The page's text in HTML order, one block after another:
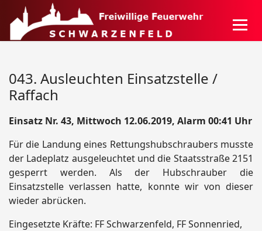
043. Ausleuchten Einsatzstelle /
Raffach
Einsatz Nr. 43, Mittwoch 12.06.2019, Alarm 00:41 Uhr
Für die Landung eines Rettungshubschraubers musste
der Ladeplatz ausgeleuchtet und die Staatsstraße 2151
gesperrt werden. Als der Hubschrauber die
Einsatzstelle verlassen hatte, konnte wir von dieser
wieder abrücken.
Eingesetzte Kräfte: FF Schwarzenfeld, FF Sonnenried,